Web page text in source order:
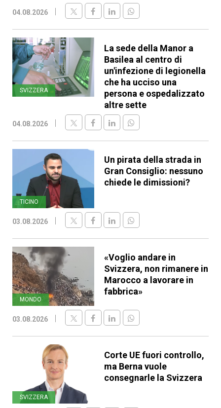
04.08.2026
SVIZZERA
La sede della Manor a
Basilea al centro di
un'infezione di legionella
che ha ucciso una
persona e ospedalizzato
altre sette
04.08.2026
TICINO
Un pirata della strada in
Gran Consiglio: nessuno
chiede le dimissioni?
03.08.2026
MONDO
«Voglio andare in
Svizzera, non rimanere in
Marocco a lavorare in
fabbrica»
03.08.2026
SVIZZERA
Corte UE fuori controllo,
ma Berna vuole
consegnarle la Svizzera